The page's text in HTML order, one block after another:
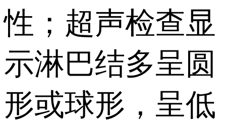
性；超声检查显
示淋巴结多呈圆
形或球形，呈低